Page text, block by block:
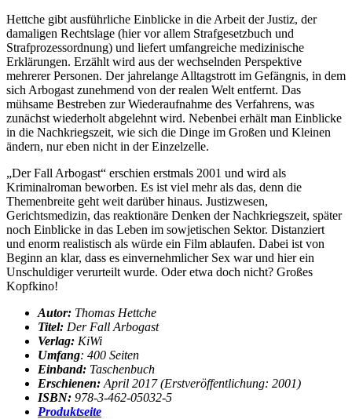
Hettche gibt ausführliche Einblicke in die Arbeit der Justiz, der
damaligen Rechtslage (hier vor allem Strafgesetzbuch und
Strafprozessordnung) und liefert umfangreiche medizinische
Erklärungen. Erzählt wird aus der wechselnden Perspektive
mehrerer Personen. Der jahrelange Alltagstrott im Gefängnis, in dem
sich Arbogast zunehmend von der realen Welt entfernt. Das
mühsame Bestreben zur Wiederaufnahme des Verfahrens, was
zunächst wiederholt abgelehnt wird. Nebenbei erhält man Einblicke
in die Nachkriegszeit, wie sich die Dinge im Großen und Kleinen
ändern, nur eben nicht in der Einzelzelle.
„Der Fall Arbogast“ erschien erstmals 2001 und wird als
Kriminalroman beworben. Es ist viel mehr als das, denn die
Themenbreite geht weit darüber hinaus. Justizwesen,
Gerichtsmedizin, das reaktionäre Denken der Nachkriegszeit, später
noch Einblicke in das Leben im sowjetischen Sektor. Distanziert
und enorm realistisch als würde ein Film ablaufen. Dabei ist von
Beginn an klar, dass es einvernehmlicher Sex war und hier ein
Unschuldiger verurteilt wurde. Oder etwa doch nicht? Großes
Kopfkino!
Autor: Thomas Hettche
Titel: Der Fall Arbogast
Verlag: KiWi
Umfang: 400 Seiten
Einband: Taschenbuch
Erschienen: April 2017 (Erstveröffentlichung: 2001)
ISBN: 978-3-462-05032-5
Produktseite